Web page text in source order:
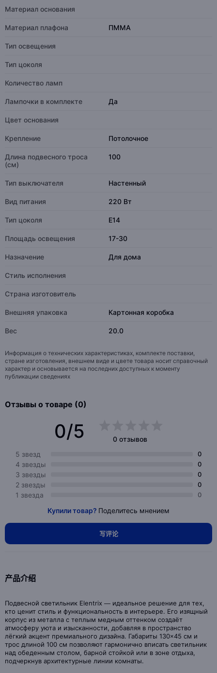
Материал основания
Материал плафона ПММА
Тип освещения
Тип цоколя
Количество ламп
Лампочки в комплекте Да
Цвет основания
Крепление Потолочное
Длина подвесного троса
(см)
100
Тип выключателя Настенный
Вид питания 220 Вт
Тип цоколя E14
Площадь освещения 17-30
Назначение Для дома
Стиль исполнения
Страна изготовитель
Внешняя упаковка Картонная коробка
Вес 20.0
Информация о технических характеристиках, комплекте поставки,
стране изготовления, внешнем виде и цвете товара носит справочный
характер и основывается на последних доступных к моменту
публикации сведениях
Отзывы о товаре (0)
0/5
0 отзывов
5 звезд
0
4 звезды 0
3 звезды 0
2 звезды 0
1 звезда 0
Купили товар? Поделитесь мнением
写评论
产品介绍
Подвесной светильник Elentrix — идеальное решение для тех,
кто ценит стиль и функциональность в интерьере. Его изящный
корпус из металла с теплым медным оттенком создаёт
атмосферу уюта и изысканности, добавляя в пространство
лёгкий акцент премиального дизайна. Габариты 130×45 см и
трос длиной 100 см позволяют гармонично вписать светильник
над обеденным столом, барной стойкой или в зоне отдыха,
подчеркнув архитектурные линии комнаты.